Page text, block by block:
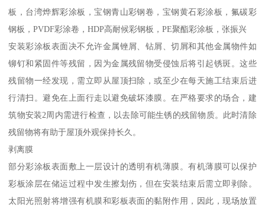
板，台湾烨辉彩涂板，宝钢青山彩钢卷，宝钢黄石彩涂板，氟碳彩
钢板，PVDF彩涂卷，HDP高耐候彩钢板，PE聚酯彩涂板，张振兴
安装彩涂板表面决不允许金属锉屑、钻屑、切屑和其他金属物件如
铆钉和紧固件等残留，因为金属残留物受侵蚀后将引起锈斑。这些
残留物一经发现，需立即从屋顶扫除，或至少在每天施工结束后进
行清扫。避免在上面行走以避免破坏漆膜。在严格要求的场合，建
筑物安装2周内需进行检查，以去除可能生锈的残留物质。此时清除
残留物将有助于屋顶外观保持长久。
剥离膜
部分彩涂板表面敷上一层设计的透明有机薄膜。有机薄膜可以保护
彩板涂层在储运过程中发生擦划伤，但在安装结束后需立即剥除。
太阳光照射将增强有机膜和彩板表面的黏附作用，因此，现场放置